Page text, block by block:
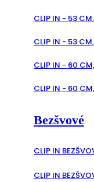
CLIP IN - 53
CLIP IN - 53 CM,
CLIP IN - 60
CLIP IN - 60
Bezšvové
CLIP IN
CLIP IN